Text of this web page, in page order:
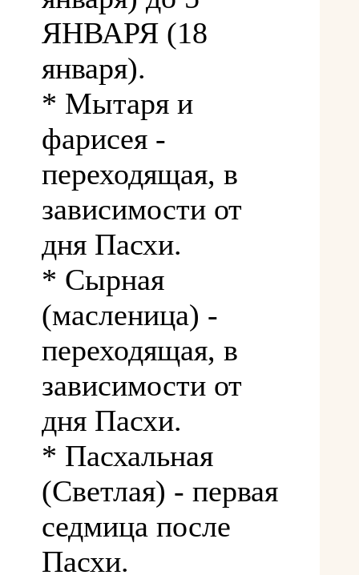
ЯНВАРЯ (18
января).
* Мытаря и
фарисея -
переходящая, в
зависимости от
дня Пасхи.
* Сырная
(масленица) -
переходящая, в
зависимости от
дня Пасхи.
* Пасхальная
(Светлая) - первая
седмица после
Пасхи.